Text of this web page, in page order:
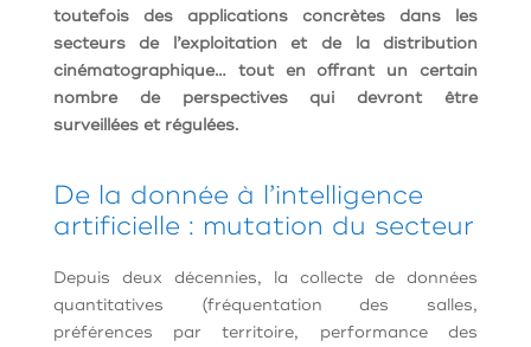
toutefois des applications concrètes dans les
secteurs de l’exploitation et de la distribution
cinématographique… tout en offrant un certain
nombre de perspectives qui devront être
surveillées et régulées.
De la donnée à l’intelligence
artificielle : mutation du secteur
Depuis deux décennies, la collecte de données
quantitatives (fréquentation des salles,
préférences par territoire, performance des